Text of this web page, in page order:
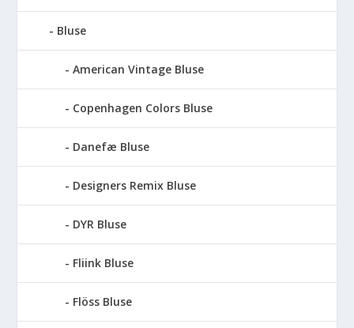
Bluse
American Vintage Bluse
Copenhagen Colors Bluse
Danefæ Bluse
Designers Remix Bluse
DYR Bluse
Fliink Bluse
Flöss Bluse